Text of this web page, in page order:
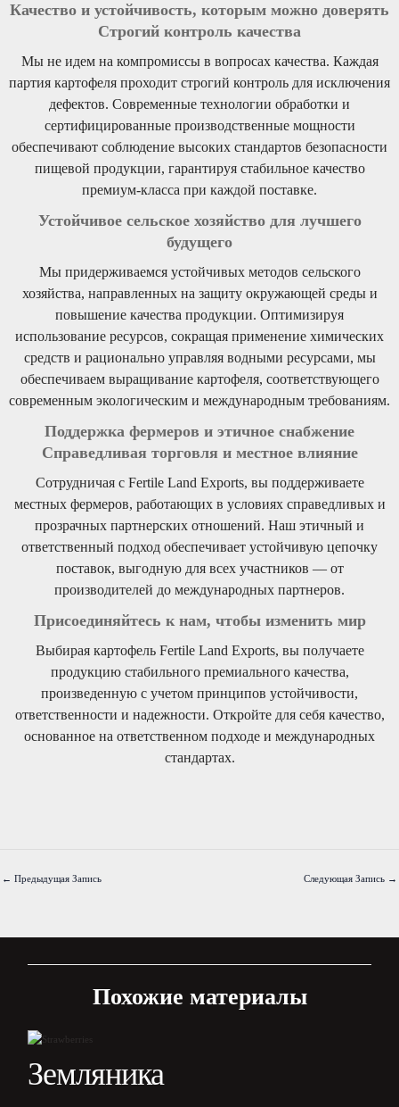
Качество и устойчивость, которым можно доверять
Строгий контроль качества
Мы не идем на компромиссы в вопросах качества. Каждая
партия картофеля проходит строгий контроль для исключения
дефектов. Современные технологии обработки и
сертифицированные производственные мощности
обеспечивают соблюдение высоких стандартов безопасности
пищевой продукции, гарантируя стабильное качество
премиум-класса при каждой поставке.
Устойчивое сельское хозяйство для лучшего
будущего
Мы придерживаемся устойчивых методов сельского
хозяйства, направленных на защиту окружающей среды и
повышение качества продукции. Оптимизируя
использование ресурсов, сокращая применение химических
средств и рационально управляя водными ресурсами, мы
обеспечиваем выращивание картофеля, соответствующего
современным экологическим и международным требованиям.
Поддержка фермеров и этичное снабжение
Справедливая торговля и местное влияние
Сотрудничая с Fertile Land Exports, вы поддерживаете
местных фермеров, работающих в условиях справедливых и
прозрачных партнерских отношений. Наш этичный и
ответственный подход обеспечивает устойчивую цепочку
поставок, выгодную для всех участников — от
производителей до международных партнеров.
Присоединяйтесь к нам, чтобы изменить мир
Выбирая картофель Fertile Land Exports, вы получаете
продукцию стабильного премиального качества,
произведенную с учетом принципов устойчивости,
ответственности и надежности. Откройте для себя качество,
основанное на ответственном подходе и международных
стандартах.
← Предыдущая Запись Следующая Запись →
Похожие материалы
Земляника